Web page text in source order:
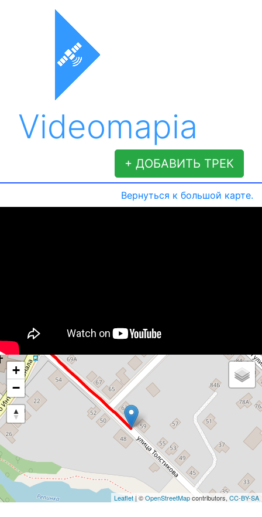
Videomapia
+ ДОБАВИТЬ ТРЕК
Вернуться к большой карте.
+
−
Leaflet | ©OpenStreetMapcontributors, CC-BY-SA